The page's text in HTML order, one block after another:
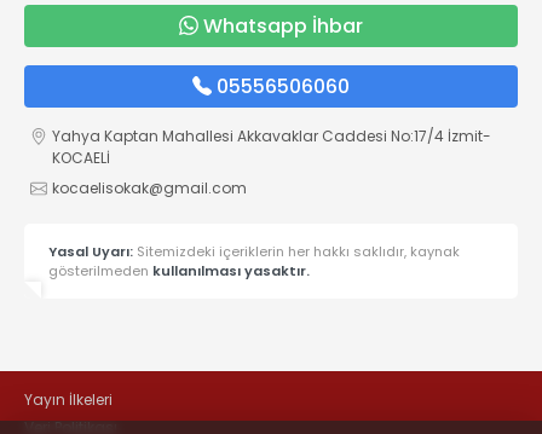
Whatsapp İhbar
05556506060
Yahya Kaptan Mahallesi Akkavaklar Caddesi No:17/4 İzmit-
KOCAELİ
kocaelisokak@gmail.com
Yasal Uyarı: Sitemizdeki içeriklerin her hakkı saklıdır, kaynak
gösterilmeden kullanılması yasaktır.
Yayın İlkeleri
Veri Politikası